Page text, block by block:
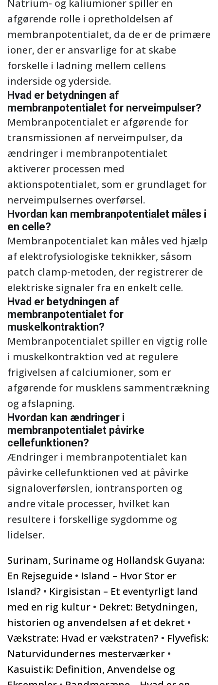
Natrium- og kaliumioner spiller en
afgørende rolle i opretholdelsen af
membranpotentialet, da de er de primære
ioner, der er ansvarlige for at skabe
forskelle i ladning mellem cellens
inderside og yderside.
Hvad er betydningen af
membranpotentialet for nerveimpulser?
Membranpotentialet er afgørende for
transmissionen af nerveimpulser, da
ændringer i membranpotentialet
aktiverer processen med
aktionspotentialet, som er grundlaget for
nerveimpulsernes overførsel.
Hvordan kan membranpotentialet måles i
en celle?
Membranpotentialet kan måles ved hjælp
af elektrofysiologiske teknikker, såsom
patch clamp-metoden, der registrerer de
elektriske signaler fra en enkelt celle.
Hvad er betydningen af
membranpotentialet for
muskelkontraktion?
Membranpotentialet spiller en vigtig rolle
i muskelkontraktion ved at regulere
frigivelsen af calciumioner, som er
afgørende for musklens sammentrækning
og afslapning.
Hvordan kan ændringer i
membranpotentialet påvirke
cellefunktionen?
Ændringer i membranpotentialet kan
påvirke cellefunktionen ved at påvirke
signaloverførslen, iontransporten og
andre vitale processer, hvilket kan
resultere i forskellige sygdomme og
lidelser.
Surinam, Suriname og Hollandsk Guyana:
En Rejseguide • Island – Hvor Stor er
Island? • Kirgisistan – Et eventyrligt land
med en rig kultur • Dekret: Betydningen,
historien og anvendelsen af et dekret •
Vækstrate: Hvad er vækstraten? • Flyvefisk:
Naturvidundernes mesterværker •
Kasuistik: Definition, Anvendelse og